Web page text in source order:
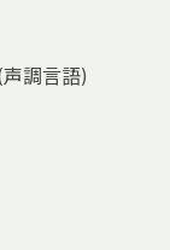
調言語)